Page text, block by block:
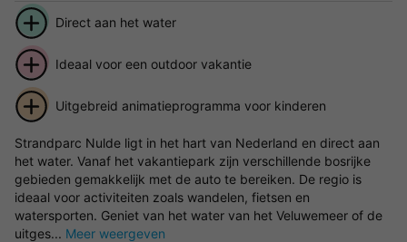
Direct aan het water
Ideaal voor een outdoor vakantie
Uitgebreid animatieprogramma voor kinderen
Strandparc Nulde ligt in het hart van Nederland en direct aan
het water. Vanaf het vakantiepark zijn verschillende bosrijke
gebieden gemakkelijk met de auto te bereiken. De regio is
ideaal voor activiteiten zoals wandelen, fietsen en
watersporten. Geniet van het water van het Veluwemeer of de
uitges... Meer weergeven